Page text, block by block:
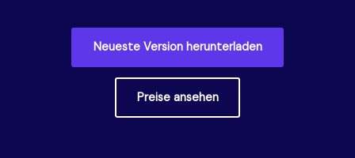
Neueste Version herunterladen
Preise ansehen